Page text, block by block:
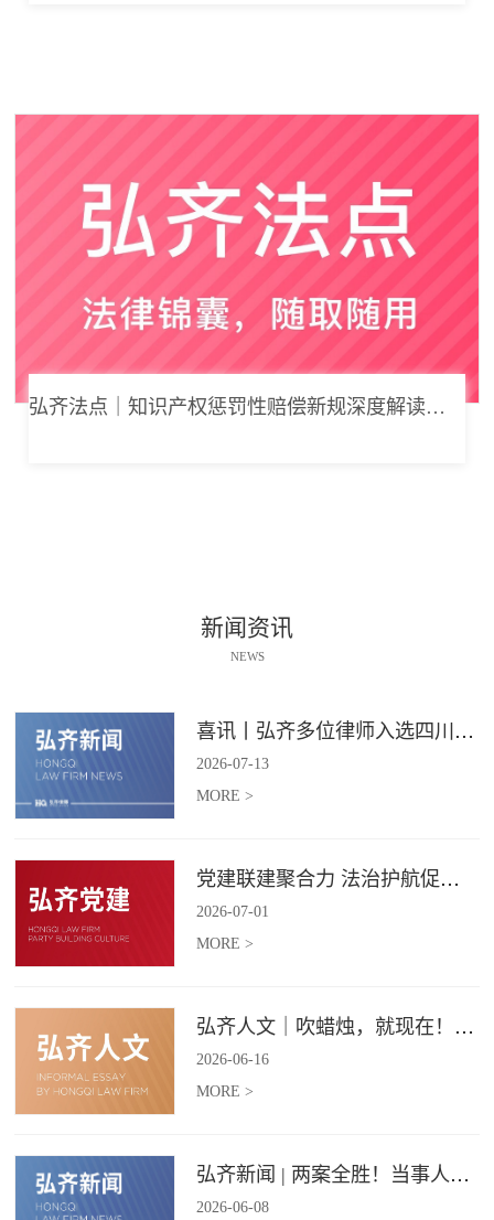
弘齐法点｜知识产权惩罚性赔偿新规深度解读： 从“赔得起”到“赔不起”的司法逻辑
新闻资讯
NEWS
喜讯丨弘齐多位律师入选四川省破产管理人协会工作委员会委员
2026-07-13
MORE >
党建联建聚合力 法治护航促振兴 | 弘齐律所党支部与龙星村党委联合开展庆 “七一” 主题党日活动
2026-07-01
MORE >
弘齐人文｜吹蜡烛，就现在！弘齐第二季度生日会如约而至
2026-06-16
MORE >
弘齐新闻 | 两案全胜！当事人赠 “律法精湛 不负重托” 锦旗致谢
2026-06-08